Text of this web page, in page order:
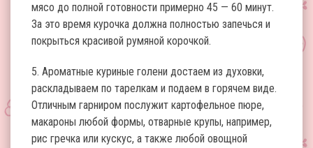
мясо до полной готовности примерно 45 — 60 минут.
За это время курочка должна полностью запечься и
покрыться красивой румяной корочкой.
5. Ароматные куриные голени достаем из духовки,
раскладываем по тарелкам и подаем в горячем виде.
Отличным гарниром послужит картофельное пюре,
макароны любой формы, отварные крупы, например,
рис гречка или кускус, а также любой овощной